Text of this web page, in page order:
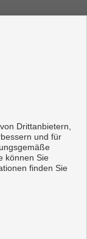
Drittanbietern,
und für
können Sie
finden Sie